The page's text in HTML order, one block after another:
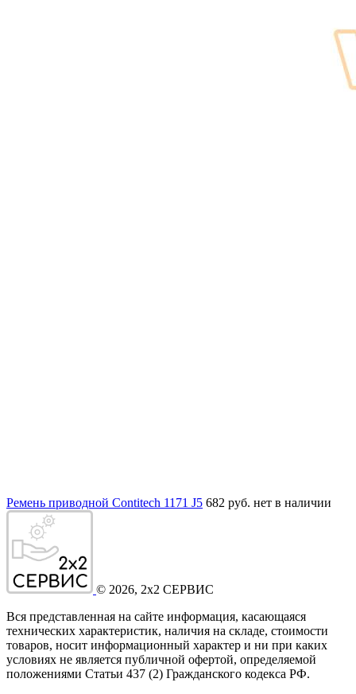
Ремень приводной Contitech 1171 J5 682 руб. нет в наличии
© 2026, 2x2 СЕРВИС
Вся представленная на сайте информация, касающаяся
технических характеристик, наличия на складе, стоимости
товаров, носит информационный характер и ни при каких
условиях не является публичной офертой, определяемой
положениями Статьи 437 (2) Гражданского кодекса РФ.